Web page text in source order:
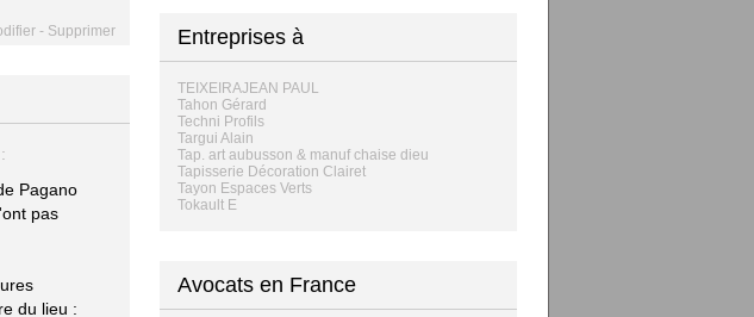
- Supprimer
Pagano
pas
du lieu :
Entreprises à
TEIXEIRAJEAN PAUL
Tahon Gérard
Techni Profils
Targui Alain
Tap. art aubusson & manuf chaise dieu
Tapisserie Décoration Clairet
Tayon Espaces Verts
Tokault E
Avocats en France